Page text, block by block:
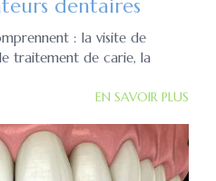
dentaires
: la visite de
traitement de carie, la
EN SAVOIR PLUS